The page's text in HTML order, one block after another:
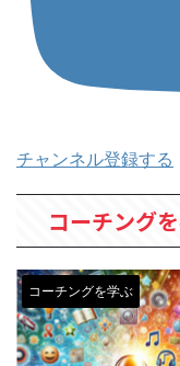
チャンネル登録する
コーチング
コーチングを学ぶ